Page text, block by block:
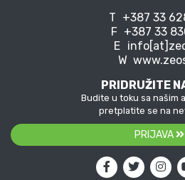
T +387 33
F +387 33
E
W
PRIDRUŽITE
Budite u toku sa našim
pretplatite se na
PRIJAVA